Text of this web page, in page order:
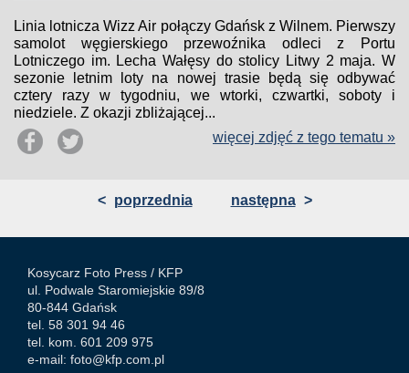
Linia lotnicza Wizz Air połączy Gdańsk z Wilnem. Pierwszy
samolot węgierskiego przewoźnika odleci z Portu
Lotniczego im. Lecha Wałęsy do stolicy Litwy 2 maja. W
sezonie letnim loty na nowej trasie będą się odbywać
cztery razy w tygodniu, we wtorki, czwartki, soboty i
niedziele. Z okazji zbliżającej...
więcej zdjęć z tego tematu »
< poprzednia następna >
Kosycarz Foto Press / KFP
ul. Podwale Staromiejskie 89/8
80-844 Gdańsk
tel. 58 301 94 46
tel. kom. 601 209 975
e-mail: foto@kfp.com.pl